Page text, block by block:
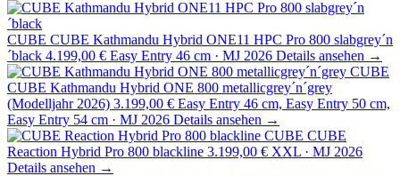
CUBE CUBE Kathmandu Hybrid ONE11 HPC Pro 800 slabgrey´n
´black 4.199,00 € Easy Entry 46 cm · MJ 2026 Details ansehen →
CUBE
CUBE Kathmandu Hybrid ONE 800 metallicgrey´n´grey
(Modelljahr 2026) 3.199,00 € Easy Entry 46 cm, Easy Entry 50 cm,
Easy Entry 54 cm · MJ 2026 Details ansehen →
CUBE CUBE
Reaction Hybrid Pro 800 blackline 3.199,00 € XXL · MJ 2026
Details ansehen →